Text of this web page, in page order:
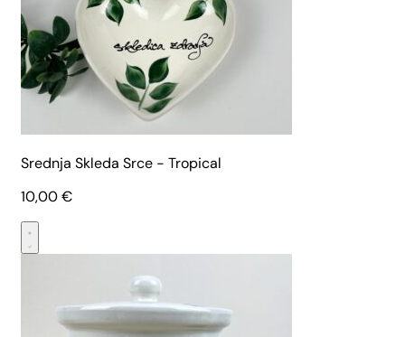
Srednja Skleda Srce - Tropical
10,00€